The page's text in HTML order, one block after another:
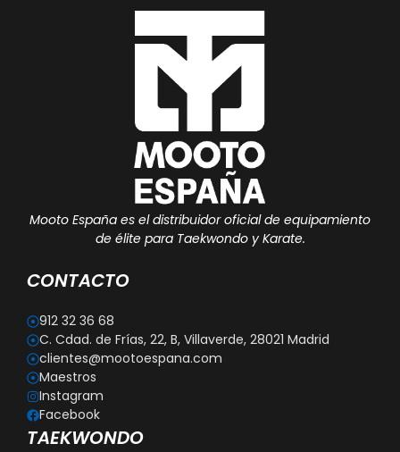
Mooto España es el distribuidor oficial de equipamiento
de élite para Taekwondo y Karate.
CONTACTO
912 32 36 68
C. Cdad. de Frías, 22, B, Villaverde, 28021 Madrid
clientes@mootoespana.com
Maestros
Instagram
Facebook
TAEKWONDO